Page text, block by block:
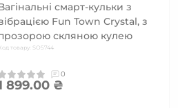
смарт-кульки з
Fun Town Crystal, з
скляною кулею
товару: SO5744
0
899.00 ₴